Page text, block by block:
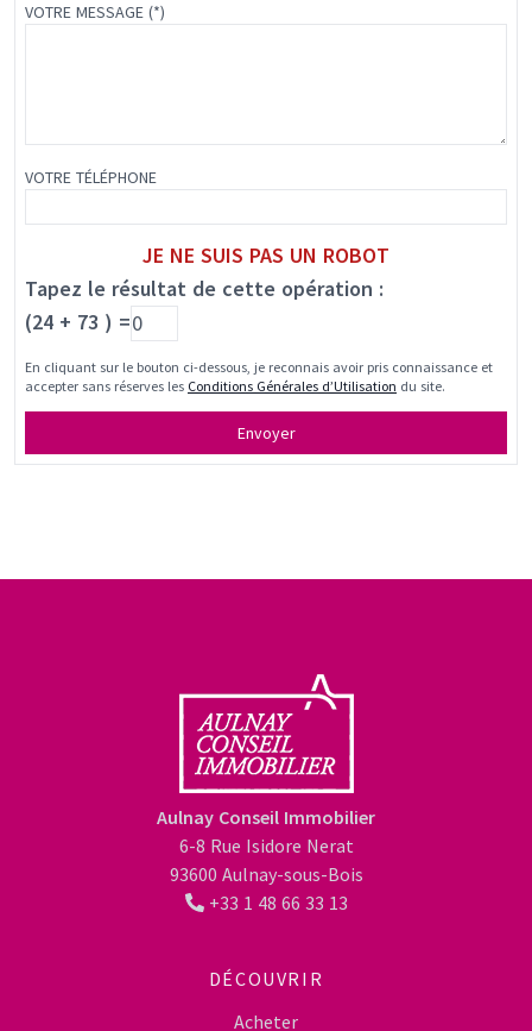
VOTRE MESSAGE (*)
VOTRE TÉLÉPHONE
JE NE SUIS PAS UN ROBOT
Tapez le résultat de cette opération :
(24 + 73 ) =
En cliquant sur le bouton ci-dessous, je reconnais avoir pris connaissance et
accepter sans réserves les Conditions Générales d’Utilisation du site.
Envoyer
Aulnay Conseil Immobilier
6-8 Rue Isidore Nerat
93600 Aulnay-sous-Bois
+33 1 48 66 33 13
DÉCOUVRIR
Acheter